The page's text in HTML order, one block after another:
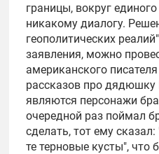
границы, вокруг
никакому диалогу.
геополитических
заявления, можно
американского писателя
рассказов про
являются персонажи
очередной раз поймал
сделать, тот ему
те терновые кусты", что